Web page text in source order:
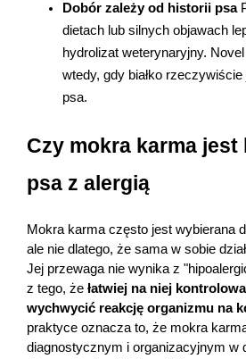
Dobór zależy od historii psa
dietach lub silnych objawach
hydrolizat weterynaryjny.
wtedy, gdy białko
psa.
Czy mokra karma jest
psa z alergią
Mokra karma często jest wybierana
ale nie dlatego, że sama w sobie
Jej przewaga nie wynika z
z tego, że łatwiej na niej
wychwycić reakcję organizmu na
praktyce oznacza to, że mokra
diagnostycznym i organizacyjnym w